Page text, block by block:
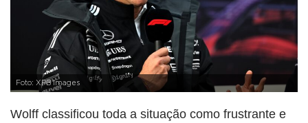
Foto: XPB Images
Wolff classificou toda a situação como frustrante e